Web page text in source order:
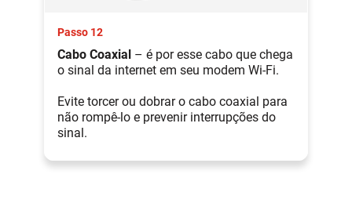
Passo 12
Cabo Coaxial – é por esse cabo que chega
o sinal da internet em seu modem Wi-Fi.
Evite torcer ou dobrar o cabo coaxial para
não rompê-lo e prevenir interrupções do
sinal.